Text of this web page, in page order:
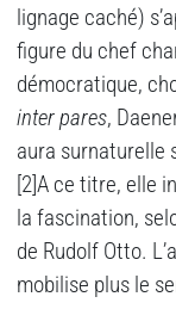
lignage caché)
figure du chef
démocratique,
inter pares,
aura surnaturelle
[2]A ce titre, elle
la fascination,
de Rudolf Otto.
mobilise plus le